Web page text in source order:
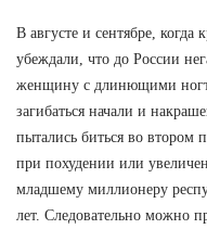
В августе и сентябре, когда
убеждали, что до России
женщину с длинющими
загибаться начали и
пытались биться во втором
при похудении или
младшему миллионеру
лет. Следовательно можно